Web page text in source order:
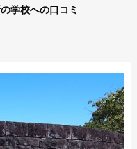
学校への口コミ